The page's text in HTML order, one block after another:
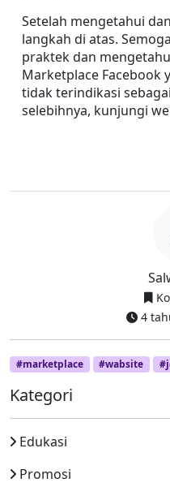
4
#marketplace #wabsite
Setelah mengetahui
langkah di atas.
praktek dan
Marketplace Facebook
tidak terindikasi
selebihnya, kunjungi
Kategori
Edukasi
Promosi